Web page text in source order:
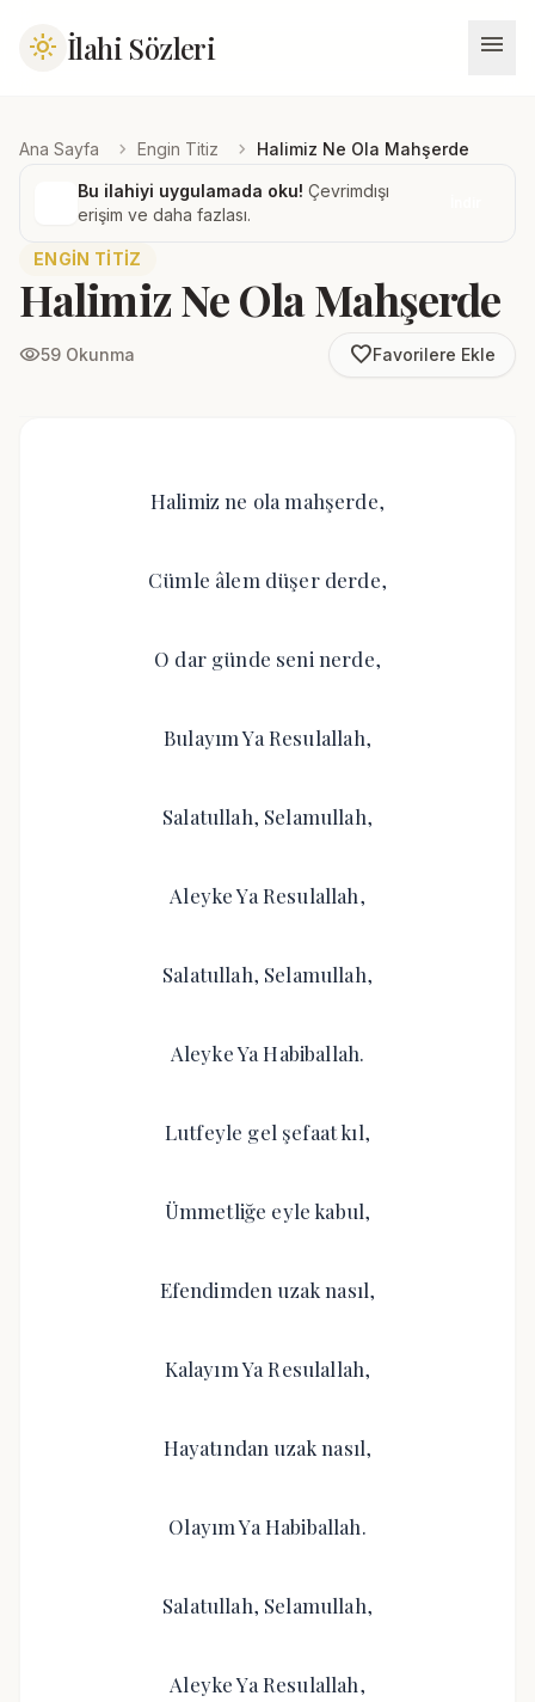
light_mode İlahi Sözleri menu
Ana Sayfa chevron_right Engin Titiz chevron_right Halimiz Ne Ola Mahşerde
Bu ilahiyi uygulamada oku! Çevrimdışı
erişim ve daha fazlası.
ENGIN TITIZ
Halimiz Ne Ola Mahşerde
visibility59 Okunma favorite_borderFavorilere Ekle
Halimiz ne ola mahşerde,
Cümle âlem düşer derde,
O dar günde seni nerde,
Bulayım Ya Resulallah,
Salatullah, Selamullah,
Aleyke Ya Resulallah,
Salatullah, Selamullah,
Aleyke Ya Habiballah.
Lutfeyle gel şefaat kıl,
Ümmetliğe eyle kabul,
Efendimden uzak nasıl,
Kalayım Ya Resulallah,
Hayatından uzak nasıl,
Olayım Ya Habiballah.
Salatullah, Selamullah,
Aleyke Ya Resulallah,